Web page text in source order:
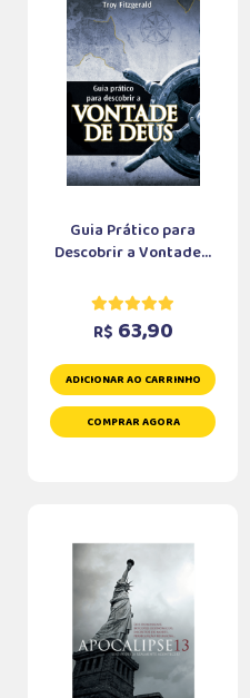
Guia Prático para
Descobrir a Vontade...
R$ 63,90
ADICIONAR AO CARRINHO
COMPRAR AGORA